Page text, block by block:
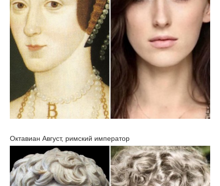
Октавиан Август, римский император